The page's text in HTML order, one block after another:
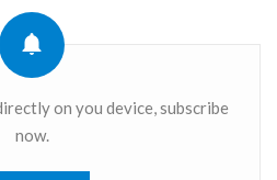
on you device, subscribe
now.